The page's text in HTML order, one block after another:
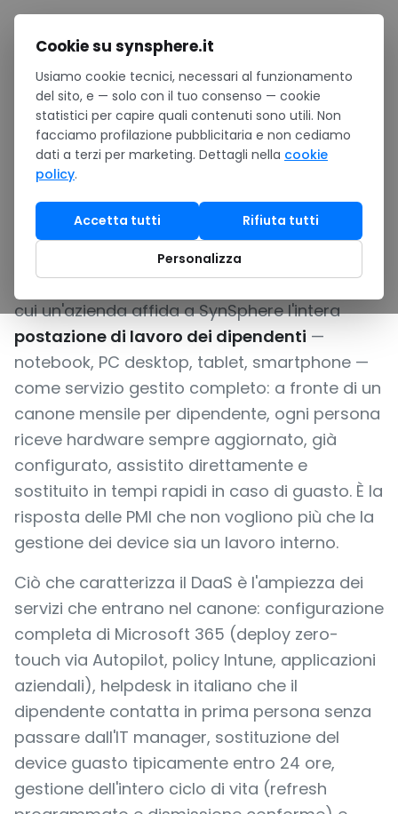
Salta al contenuto
Home / Hardware Noleggio / Device-as-a-Service (DaaS)
DEVICE-AS-A-SERVICE: NOTEBOOK, PC, MOBILE COME
SERVIZIO GESTITO COMPLETO
Device-as-a-Service
(DaaS)
Device-as-a-Service (DaaS) è il modello con
cui un'azienda affida a SynSphere l'intera
postazione di lavoro dei dipendenti —
notebook, PC desktop, tablet, smartphone —
come servizio gestito completo: a fronte di un
canone mensile per dipendente, ogni persona
riceve hardware sempre aggiornato, già
configurato, assistito direttamente e
sostituito in tempi rapidi in caso di guasto. È la
risposta delle PMI che non vogliono più che la
gestione dei device sia un lavoro interno.
Ciò che caratterizza il DaaS è l'ampiezza dei
servizi che entrano nel canone: configurazione
completa di Microsoft 365 (deploy zero-
touch via Autopilot, policy Intune, applicazioni
aziendali), helpdesk in italiano che il
dipendente contatta in prima persona senza
passare dall'IT manager, sostituzione del
device guasto tipicamente entro 24 ore,
gestione dell'intero ciclo di vita (refresh
Cookie su synsphere.it
Usiamo cookie tecnici, necessari al funzionamento
del sito, e — solo con il tuo consenso — cookie
statistici per capire quali contenuti sono utili. Non
facciamo profilazione pubblicitaria e non cediamo
dati a terzi per marketing. Dettagli nella cookie
policy.
Accetta tutti Rifiuta tutti
Personalizza